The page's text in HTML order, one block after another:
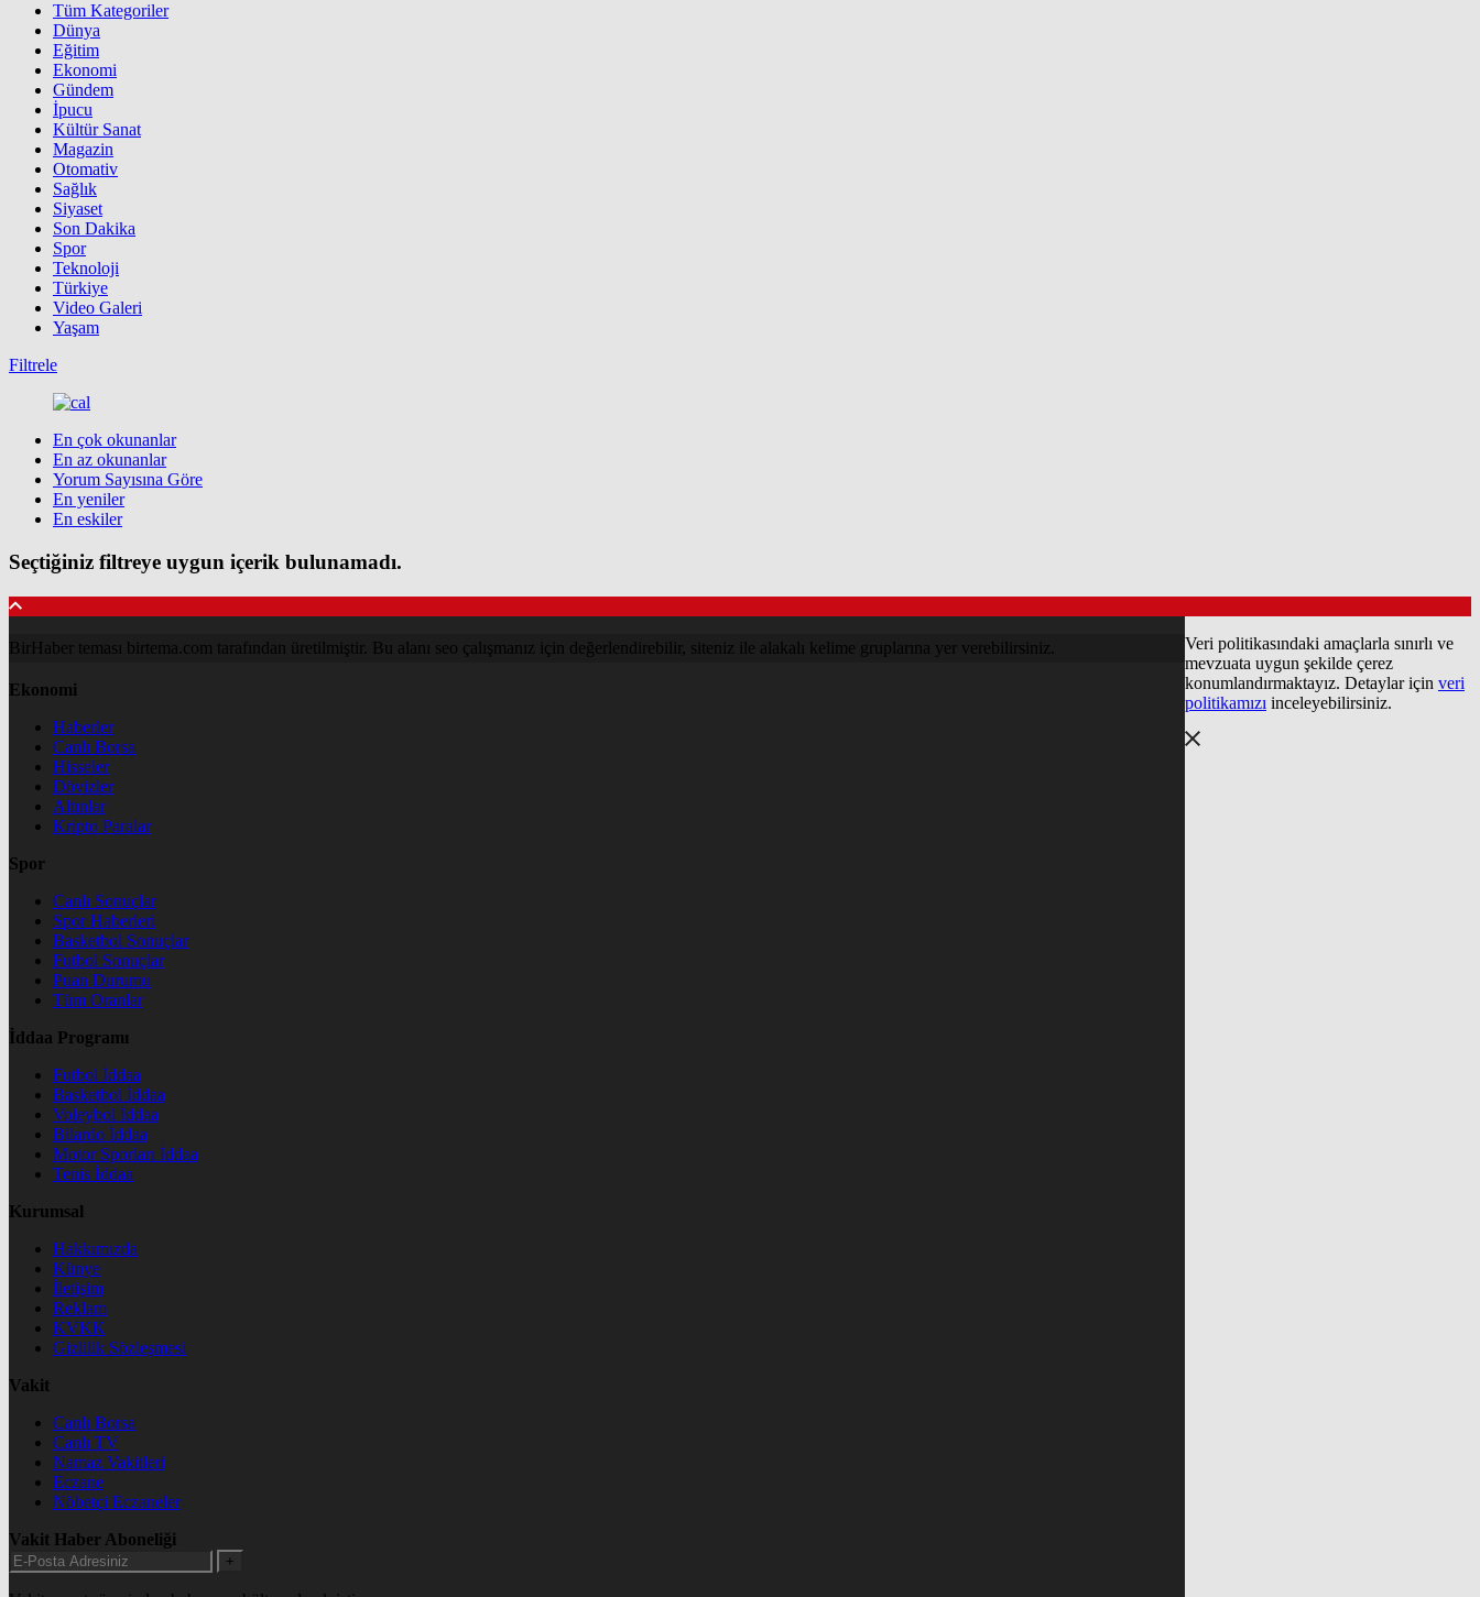
Tüm Kategoriler
Dünya
Eğitim
Ekonomi
Gündem
İpucu
Kültür Sanat
Magazin
Otomativ
Sağlık
Siyaset
Son Dakika
Spor
Teknoloji
Türkiye
Video Galeri
Yaşam
Filtrele
En çok okunanlar
En az okunanlar
Yorum Sayısına Göre
En yeniler
En eskiler
Seçtiğiniz filtreye uygun içerik bulunamadı.
BirHaber teması birtema.com tarafından üretilmiştir. Bu alanı seo çalışmanız için değerlendirebilir, siteniz ile alakalı kelime gruplarına yer verebilirsiniz.
Ekonomi
Haberler
Canlı Borsa
Hisseler
Dövizler
Altınlar
Kripto Paralar
Spor
Canlı Sonuçlar
Spor Haberleri
Basketbol Sonuçlar
Futbol Sonuçlar
Puan Durumu
Tüm Oranlar
İddaa Programı
Futbol İddaa
Basketbol İddaa
Voleybol İddaa
Bilardo İddaa
Motor Sporları İddaa
Tenis İddaa
Kurumsal
Hakkımızda
Künye
İletişim
Reklam
KVKK
Gizlilik Sözleşmesi
Vakit
Canlı Borsa
Canlı TV
Namaz Vakitleri
Eczane
Nöbetçi Eczaneler
Vakit Haber Aboneliği
+
Veri politikasındaki amaçlarla sınırlı ve
mevzuata uygun şekilde çerez
konumlandırmaktayız. Detaylar için veri
politikamızı inceleyebilirsiniz.